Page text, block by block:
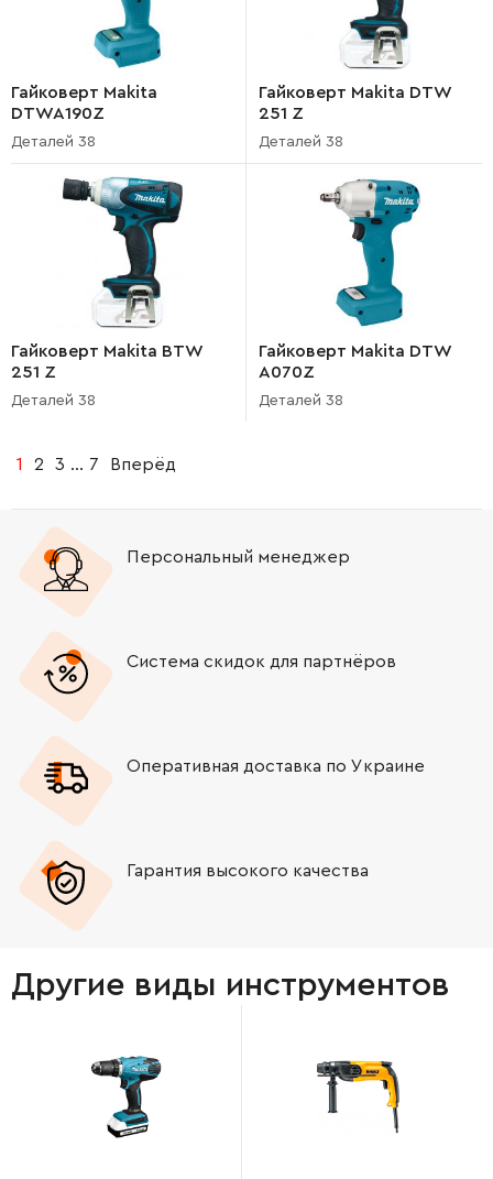
Гайковерт Makita
DTWA190Z
Деталей 38
Гайковерт Makita DTW
251 Z
Деталей 38
Гайковерт Makita BTW
251 Z
Деталей 38
Гайковерт Makita DTW
A070Z
Деталей 38
1 2 3 ... 7 Вперёд
Персональный менеджер
Система скидок для партнёров
Оперативная доставка по Украине
Гарантия высокого качества
Другие виды инструментов